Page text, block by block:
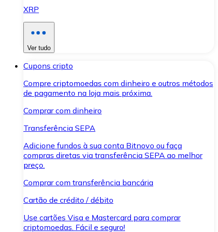
XRP
Ver tudo
Cupons cripto
Compre criptomoedas com dinheiro e outros métodos
de pagamento na loja mais próxima.
Comprar com dinheiro
Transferência SEPA
Adicione fundos à sua conta Bitnovo ou faça
compras diretas via transferência SEPA ao melhor
preço.
Comprar com transferência bancária
Cartão de crédito / débito
Use cartões Visa e Mastercard para comprar
criptomoedas. Fácil e seguro!